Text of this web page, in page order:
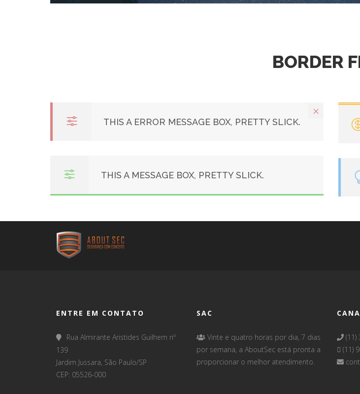
BORDER
THIS A ERROR MESSAGE BOX, PRETTY SLICK.
THIS A MESSAGE BOX, PRETTY SLICK.
ENTRE EM CONTATO
Rua Almirante Aristides Guilhem nº
139
Jardim Jussara, São Paulo/SP
CEP: 05526-000
SAC
Vinte e quatro horas por dia, 7 dias
por semana, a AboutSec está pronta a
proporcionar o melhor atendimento.
(11)
(11)